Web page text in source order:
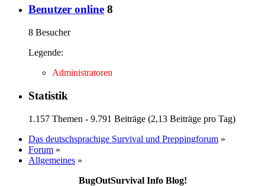
Benutzer online 8
8 Besucher
Legende:
Administratoren
Statistik
1.157 Themen - 9.791 Beiträge (2,13 Beiträge pro Tag)
Das deutschsprachige Survival und Preppingforum »
Forum »
Allgemeines »
BugOutSurvival Info Blog!